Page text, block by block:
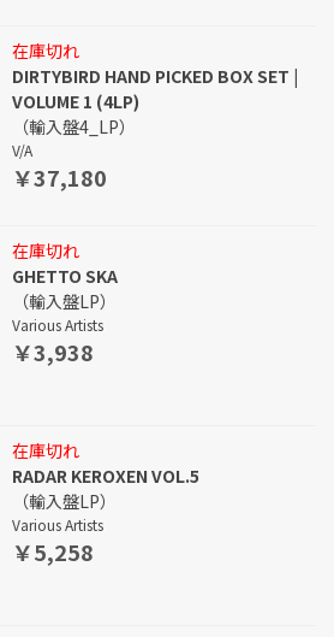
在庫切れ
DIRTYBIRD HAND PICKED BOX SET |
VOLUME 1 (4LP)
（輸入盤4_LP）
V/A
￥37,180
在庫切れ
GHETTO SKA
（輸入盤LP）
Various Artists
￥3,938
在庫切れ
RADAR KEROXEN VOL.5
（輸入盤LP）
Various Artists
￥5,258